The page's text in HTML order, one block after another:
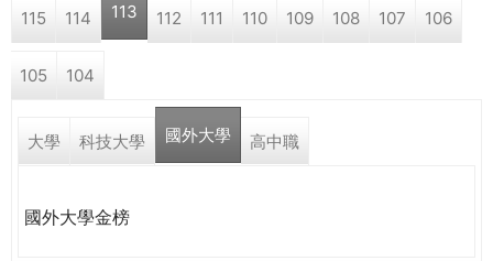
學a
r
e
115 114 113 112 111 110 109 108 107 106
105 104
大學 科技大學 國外大學 高中職
國外大學金榜